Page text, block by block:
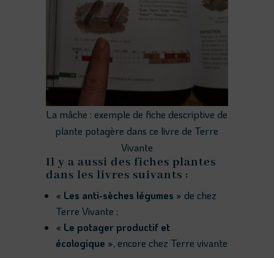
La mâche : exemple de fiche descriptive de
plante potagère dans ce livre de Terre
Vivante
Il y a aussi des fiches plantes
dans les livres suivants :
« Les anti-sèches légumes » de chez
Terre Vivante ;
« Le potager productif et
écologique », encore chez Terre vivante